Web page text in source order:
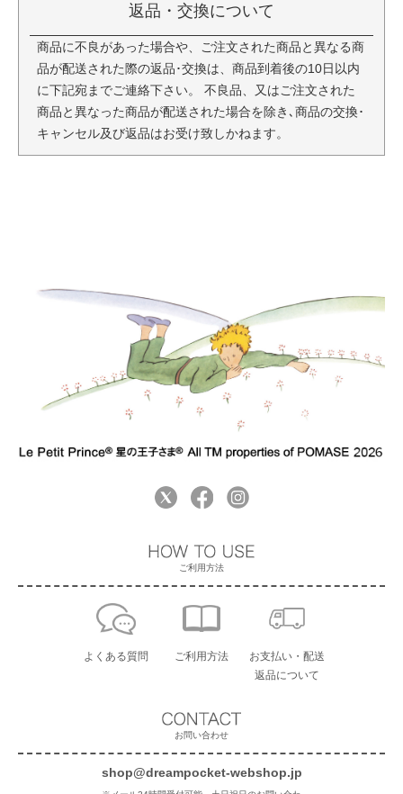
返品・交換について
商品に不良があった場合や、ご注文された商品と異なる商
品が配送された際の返品･交換は、商品到着後の10日以内
に下記宛までご連絡下さい。 不良品、又はご注文された
商品と異なった商品が配送された場合を除き､商品の交換･
キャンセル及び返品はお受け致しかねます。
お問い合わせ
shop@dreampocket-webshop.jp
ご利用方法
よくある質問 ご利用方法
お支払い・配送
返品について